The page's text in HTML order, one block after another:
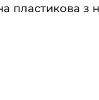
пластикова